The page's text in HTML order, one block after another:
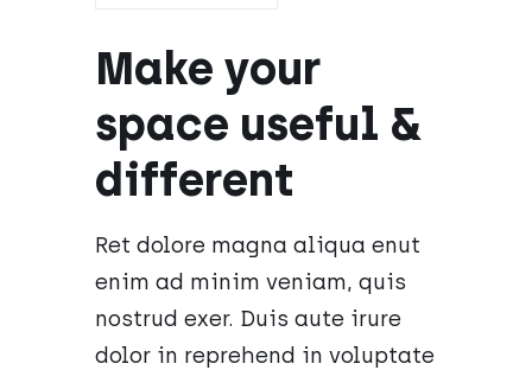
Make your
space useful &
different
Ret dolore magna aliqua enut
enim ad minim veniam, quis
nostrud exer. Duis aute irure
dolor in reprehend in voluptate